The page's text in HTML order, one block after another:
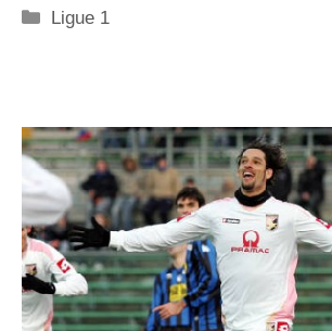
Categorie
Ligue 1